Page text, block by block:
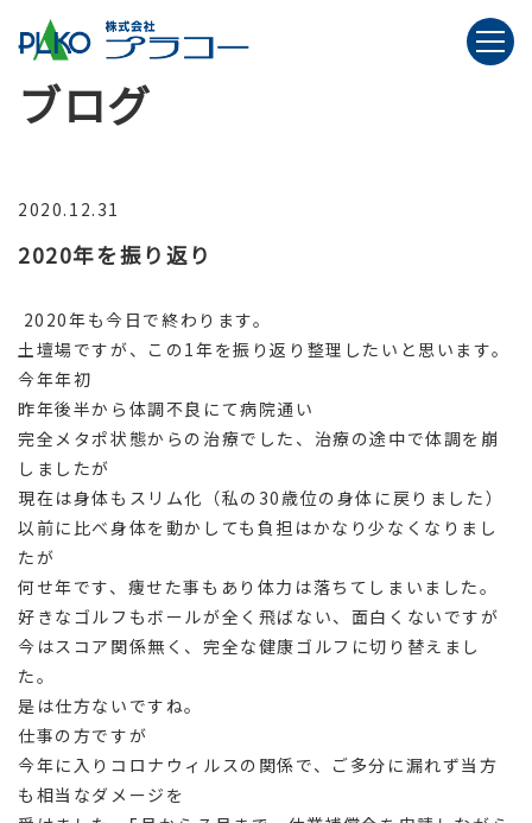
ブログ
2020.12.31
2020年を振り返り
2020年も今日で終わります。
土壇場ですが、この1年を振り返り整理したいと思います。
今年年初
昨年後半から体調不良にて病院通い
完全メタポ状態からの治療でした、治療の途中で体調を崩
しましたが
現在は身体もスリム化（私の30歳位の身体に戻りました）
以前に比べ身体を動かしても負担はかなり少なくなりまし
たが
何せ年です、痩せた事もあり体力は落ちてしまいました。
好きなゴルフもボールが全く飛ばない、面白くないですが
今はスコア関係無く、完全な健康ゴルフに切り替えまし
た。
是は仕方ないですね。
仕事の方ですが
今年に入りコロナウィルスの関係で、ご多分に漏れず当方
も相当なダメージを